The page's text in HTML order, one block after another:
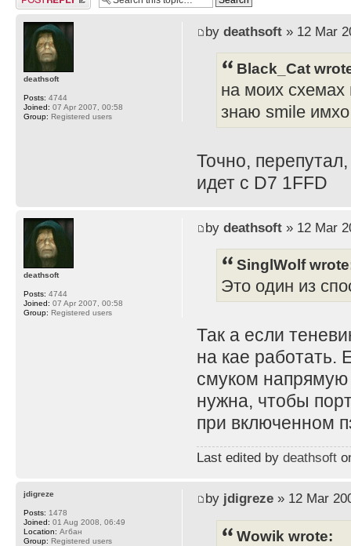
by deathsoft» 12 Mar
Black_Cat
на моих схемах
знаю smile
Точно,
идет с D7 1FFD
deathsoft
Posts: 4744
Joined: 07 Apr 2007, 00:58
Group: Registered users
by deathsoft» 12 Mar
SinglWolf
Это один из
Так а если
на кае работать.
смуком напрямую
нужна, чтобы
при включенном
Last edited by deathsoft
deathsoft
Posts: 4744
Joined: 07 Apr 2007, 00:58
Group: Registered users
by jdigreze» 12 Mar
Wowik wrote:
jdigreze
Posts: 1478
Joined: 01 Aug 2008, 06:49
Location: Агбан
Group: Registered users